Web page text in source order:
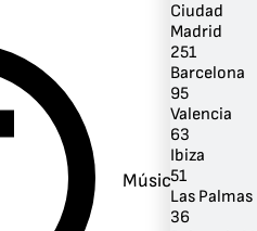
Música
Ciudad
Madrid
251
Barcelona
95
Valencia
63
Ibiza
51
Las
36